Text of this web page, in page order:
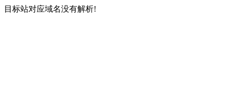
目标站对应域名没有解析!